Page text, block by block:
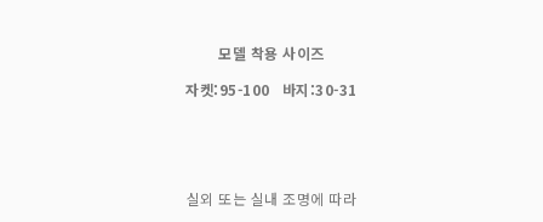
모델 착용 사이즈
자켓:95-100 바지:30-31
실외 또는 실내 조명에 따라